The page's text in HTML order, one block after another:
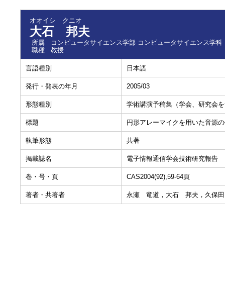
オオイシ クニオ
大石 邦夫
所属
コンピュータサイエンス学部 コンピュータサイエンス学科
職種
教授
言語種別 日本語
発行・発表の年月 2005/03
形態種別 学術講演予稿集（学会、研究会
標題 円形アレーマイクを用いた音源
執筆形態 共著
掲載誌名 電子情報通信学会技術研究報告
巻・号・頁 CAS2004(92),59-64頁
著者・共著者 永瀬 竜道，大石 邦夫，久保